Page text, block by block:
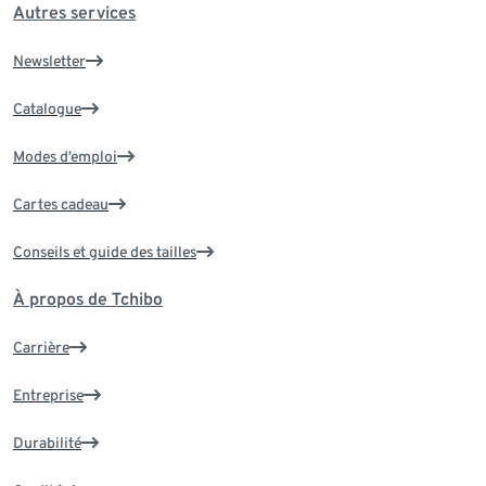
Autres services
Newsletter
Catalogue
Modes d’emploi
Cartes cadeau
Conseils et guide des tailles
À propos de Tchibo
Carrière
Entreprise
Durabilité